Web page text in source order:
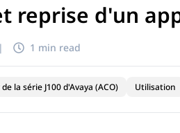
reprise d'un
| 1 min read
la série J100 d'Avaya (ACO) Utilisation